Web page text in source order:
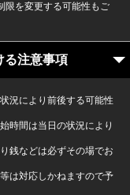
限を変更する可能性もご
る注意事項
況により前後する可能性
時間は当日の状況により
銭などは必ずその場でお
は対応しかねますので予